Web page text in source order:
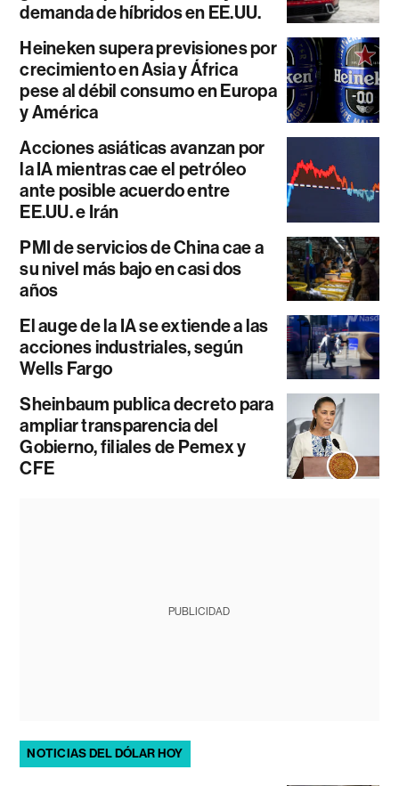
demanda de híbridos en EE.UU.
Heineken supera previsiones por
crecimiento en Asia y África
pese al débil consumo en Europa
y América
Acciones asiáticas avanzan por
la IA mientras cae el petróleo
ante posible acuerdo entre
EE.UU. e Irán
PMI de servicios de China cae a
su nivel más bajo en casi dos
años
El auge de la IA se extiende a las
acciones industriales, según
Wells Fargo
Sheinbaum publica decreto para
ampliar transparencia del
Gobierno, filiales de Pemex y
CFE
PUBLICIDAD
NOTICIAS DEL DÓLAR HOY